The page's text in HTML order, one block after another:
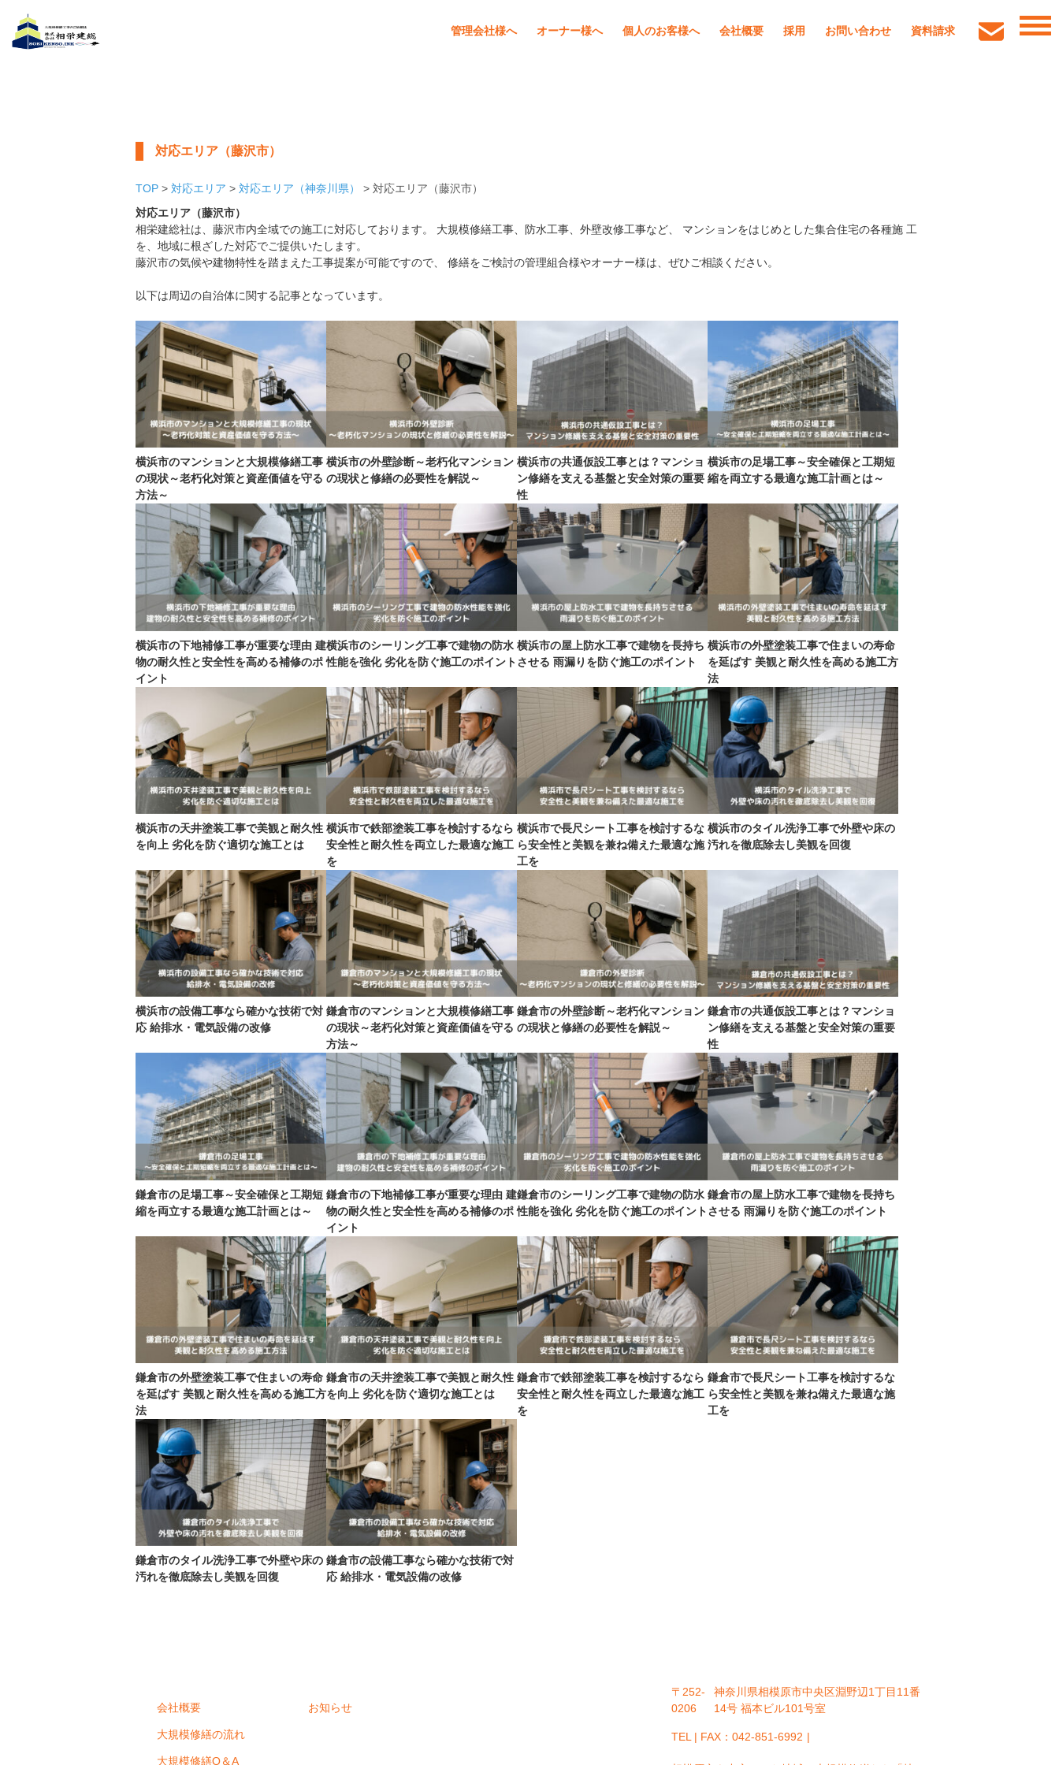
管理会社様へ オーナー様へ 個人のお客様へ 会社概要 採用 お問い合わせ 資料請求
対応エリア（藤沢市）
TOP > 対応エリア > 対応エリア（神奈川県）
> 対応エリア（藤沢市）
対応エリア（藤沢市）
相栄建総社は、藤沢市内全域での施工に対応しております。 大規模修繕工事、防水工事、外壁改修工事など、 マンションをはじめとした集合住宅の各種施 工
を、地域に根ざした対応でご提供いたします。
藤沢市の気候や建物特性を踏まえた工事提案が可能ですので、 修繕をご検討の管理組合様やオーナー様は、ぜひご相談ください。
以下は周辺の自治体に関する記事となっています。
横浜市のマンションと大規模修繕工事
の現状～老朽化対策と資産価値を守る
方法～
横浜市の外壁診断～老朽化マンション
の現状と修繕の必要性を解説～
横浜市の共通仮設工事とは？マンショ
ン修繕を支える基盤と安全対策の重要
性
横浜市の足場工事～安全確保と工期短
縮を両立する最適な施工計画とは～
横浜市の下地補修工事が重要な理由 建
物の耐久性と安全性を高める補修のポ
イント
横浜市のシーリング工事で建物の防水
性能を強化 劣化を防ぐ施工のポイント
横浜市の屋上防水工事で建物を長持ち
させる 雨漏りを防ぐ施工のポイント
横浜市の外壁塗装工事で住まいの寿命
を延ばす 美観と耐久性を高める施工方
法
横浜市の天井塗装工事で美観と耐久性
を向上 劣化を防ぐ適切な施工とは
横浜市で鉄部塗装工事を検討するなら
安全性と耐久性を両立した最適な施工
を
横浜市で長尺シート工事を検討するな
ら安全性と美観を兼ね備えた最適な施
工を
横浜市のタイル洗浄工事で外壁や床の
汚れを徹底除去し美観を回復
横浜市の設備工事なら確かな技術で対
応 給排水・電気設備の改修
鎌倉市のマンションと大規模修繕工事
の現状～老朽化対策と資産価値を守る
方法～
鎌倉市の外壁診断～老朽化マンション
の現状と修繕の必要性を解説～
鎌倉市の共通仮設工事とは？マンショ
ン修繕を支える基盤と安全対策の重要
性
鎌倉市の足場工事～安全確保と工期短
縮を両立する最適な施工計画とは～
鎌倉市の下地補修工事が重要な理由 建
物の耐久性と安全性を高める補修のポ
イント
鎌倉市のシーリング工事で建物の防水
性能を強化 劣化を防ぐ施工のポイント
鎌倉市の屋上防水工事で建物を長持ち
させる 雨漏りを防ぐ施工のポイント
鎌倉市の外壁塗装工事で住まいの寿命
を延ばす 美観と耐久性を高める施工方
法
鎌倉市の天井塗装工事で美観と耐久性
を向上 劣化を防ぐ適切な施工とは
鎌倉市で鉄部塗装工事を検討するなら
安全性と耐久性を両立した最適な施工
を
鎌倉市で長尺シート工事を検討するな
ら安全性と美観を兼ね備えた最適な施
工を
鎌倉市のタイル洗浄工事で外壁や床の
汚れを徹底除去し美観を回復
鎌倉市の設備工事なら確かな技術で対
応 給排水・電気設備の改修
会社概要
大規模修繕の流れ
大規模修繕Q＆A
お知らせ
〒252-
0206
神奈川県相模原市中央区淵野辺1丁目11番
14号 福本ビル101号室
TEL | FAX：042-851-6992